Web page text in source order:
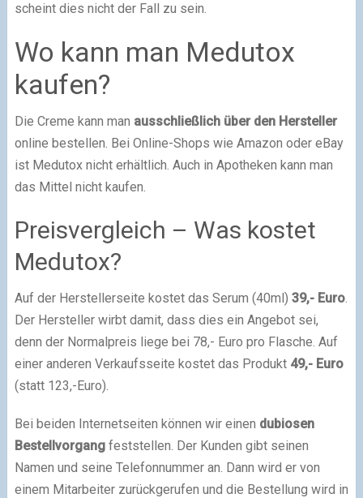
scheint dies nicht der Fall zu sein.
Wo kann man Medutox
kaufen?
Die Creme kann man ausschließlich über den Hersteller
online bestellen. Bei Online-Shops wie Amazon oder eBay
ist Medutox nicht erhältlich. Auch in Apotheken kann man
das Mittel nicht kaufen.
Preisvergleich – Was kostet
Medutox?
Auf der Herstellerseite kostet das Serum (40ml) 39,- Euro.
Der Hersteller wirbt damit, dass dies ein Angebot sei,
denn der Normalpreis liege bei 78,- Euro pro Flasche. Auf
einer anderen Verkaufsseite kostet das Produkt 49,- Euro
(statt 123,-Euro).
Bei beiden Internetseiten können wir einen dubiosen
Bestellvorgangfeststellen. Der Kunden gibt seinen
Namen und seine Telefonnummer an. Dann wird er von
einem Mitarbeiter zurückgerufen und die Bestellung wird in